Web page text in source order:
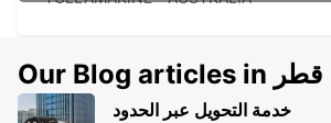
Our Blog articles in قطر
خدمة التحويل عبر الحدود